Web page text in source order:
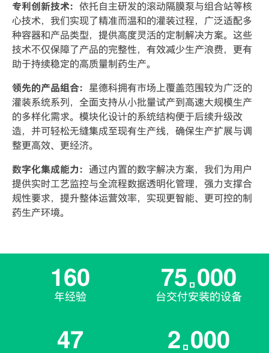
专利创新技术： 依托自主研发的滚动隔膜泵与组合站等核
心技术，我们实现了精准而温和的灌装过程，广泛适配多
种容器和产品类型，提供高度灵活的定制解决方案。这些
技术不仅保障了产品的完整性，有效减少生产浪费，更有
助于持续稳定的高质量制药生产。
领先的产品组合： 星德科拥有市场上覆盖范围较为广泛的
灌装系统系列，全面支持从小批量试产到高速大规模生产
的多样化需求。模块化设计的系统结构便于后续升级改
造，并可轻松无缝集成至现有生产线，确保生产扩展与调
整更高效、更经济。
数字化集成能力： 通过内置的数字解决方案，我们为用户
提供实时工艺监控与全流程数据透明化管理，强力支撑合
规性要求，提升整体运营效率，实现更智能、更可控的制
药生产环境。
160
年经验
75 000
台交付安装的设备
47 2 000